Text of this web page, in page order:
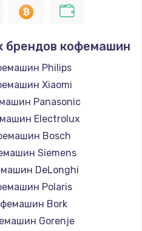
брендов кофемашин
Philips
Xiaomi
Panasonic
Electrolux
Bosch
Siemens
DeLonghi
Polaris
Bork
Gorenje